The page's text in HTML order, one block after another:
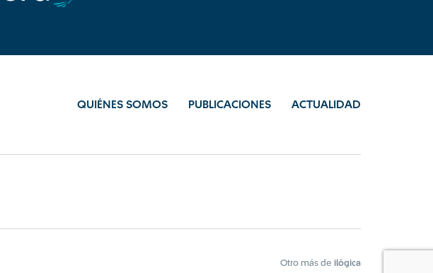
QUIÉNES SOMOS PUBLICACIONES ACTUALIDAD
Otro más de ilógica